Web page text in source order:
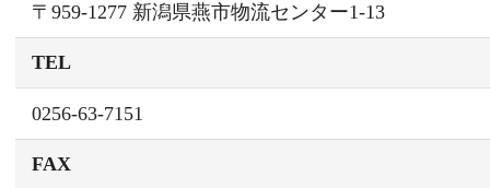
〒959-1277 新潟県燕市物流センター1-13
TEL
0256-63-7151
FAX